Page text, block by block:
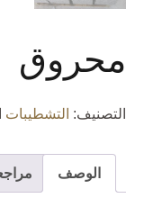
محروق
التصنيف: التشطيبات
الوصف